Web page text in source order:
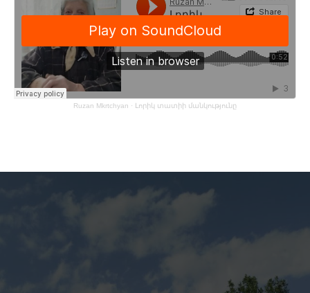
Ruzan Mkrtchyan · Լորիկ տատիի մանկությունը